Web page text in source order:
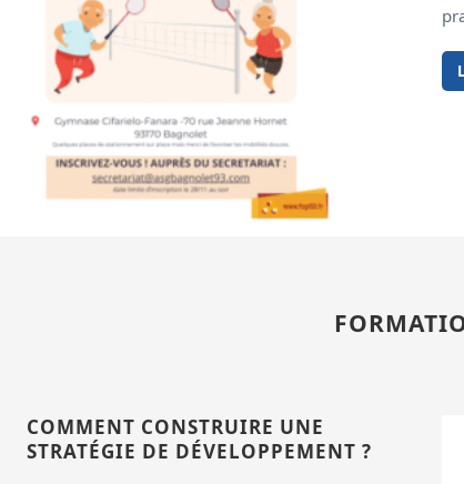
COMMENT CONSTRUIRE UNE
STRATÉGIE DE DÉVELOPPEMENT ?